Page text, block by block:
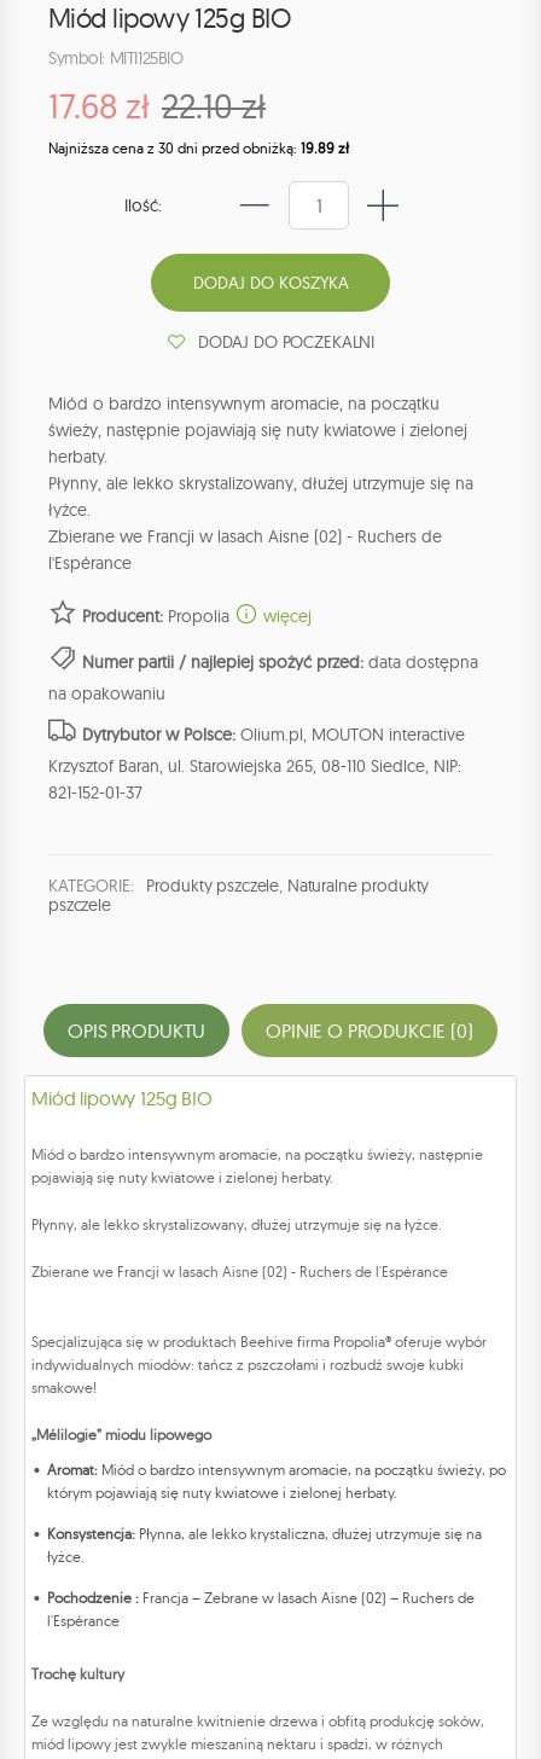
Miód lipowy 125g BIO
Symbol: MITI125BIO
17.68 zł 22.10 zł
Najniższa cena z 30 dni przed obniżką: 19.89 zł
Ilość:
DODAJ DO POCZEKALNI
Miód o bardzo intensywnym aromacie, na początku
świeży, następnie pojawiają się nuty kwiatowe i zielonej
herbaty.
Płynny, ale lekko skrystalizowany, dłużej utrzymuje się na
łyżce.
Zbierane we Francji w lasach Aisne (02) - Ruchers de
l'Espérance
Producent: Propolia więcej
Numer partii / najlepiej spożyć przed: data dostępna
na opakowaniu
Dytrybutor w Polsce: Olium.pl, MOUTON interactive
Krzysztof Baran, ul. Starowiejska 265, 08-110 Siedlce, NIP:
821-152-01-37
KATEGORIE: Produkty pszczele, Naturalne produkty
pszczele
OPIS PRODUKTU OPINIE O PRODUKCIE (0)
Miód lipowy 125g BIO
Miód o bardzo intensywnym aromacie, na początku świeży, następnie
pojawiają się nuty kwiatowe i zielonej herbaty.
Płynny, ale lekko skrystalizowany, dłużej utrzymuje się na łyżce.
Zbierane we Francji w lasach Aisne (02) - Ruchers de l'Espérance
Specjalizująca się w produktach Beehive firma Propolia® oferuje wybór
indywidualnych miodów: tańcz z pszczołami i rozbudź swoje kubki
smakowe!
„Mélilogie” miodu lipowego
Aromat: Miód o bardzo intensywnym aromacie, na początku świeży, po
którym pojawiają się nuty kwiatowe i zielonej herbaty.
Konsystencja: Płynna, ale lekko krystaliczna, dłużej utrzymuje się na
łyżce.
Pochodzenie : Francja – Zebrane w lasach Aisne (02) – Ruchers de
l'Espérance
Trochę kultury
Ze względu na naturalne kwitnienie drzewa i obfitą produkcję soków,
miód lipowy jest zwykle mieszaniną nektaru i spadzi, w różnych